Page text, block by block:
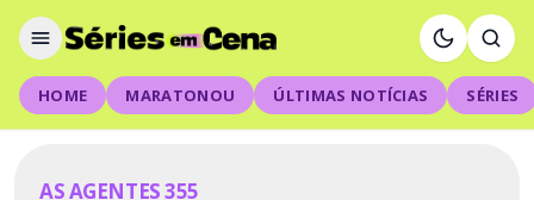
HOME MARATONOU ÚLTIMAS NOTÍCIAS SÉRIES
AS AGENTES 355